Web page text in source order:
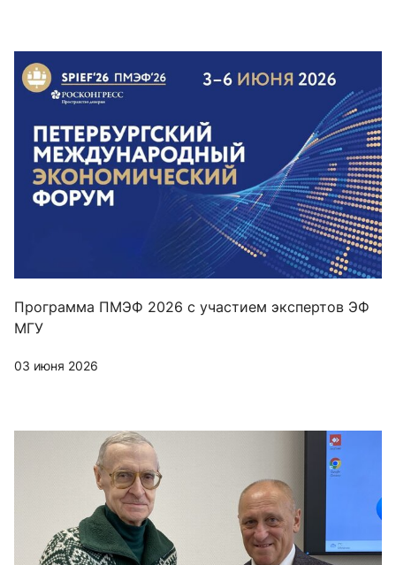
Программа ПМЭФ 2026 с участием экспертов ЭФ
МГУ
03 июня 2026